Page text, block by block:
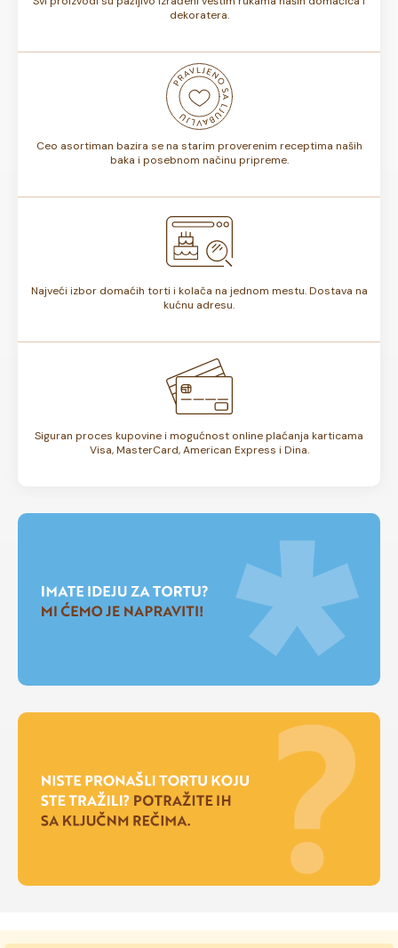
dekoratera.
Ceo asortiman bazira se na starim proverenim receptima naših
baka i posebnom načinu pripreme.
Najveći izbor domaćih torti i kolača na jednom mestu. Dostava na
kućnu adresu.
Siguran proces kupovine i mogućnost online plaćanja karticama
Visa, MasterCard, American Express i Dina.